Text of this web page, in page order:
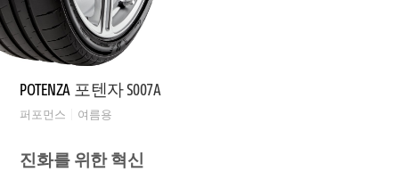
POTENZA 포텐자 S007A
퍼포먼스 여름용
진화를 위한 혁신